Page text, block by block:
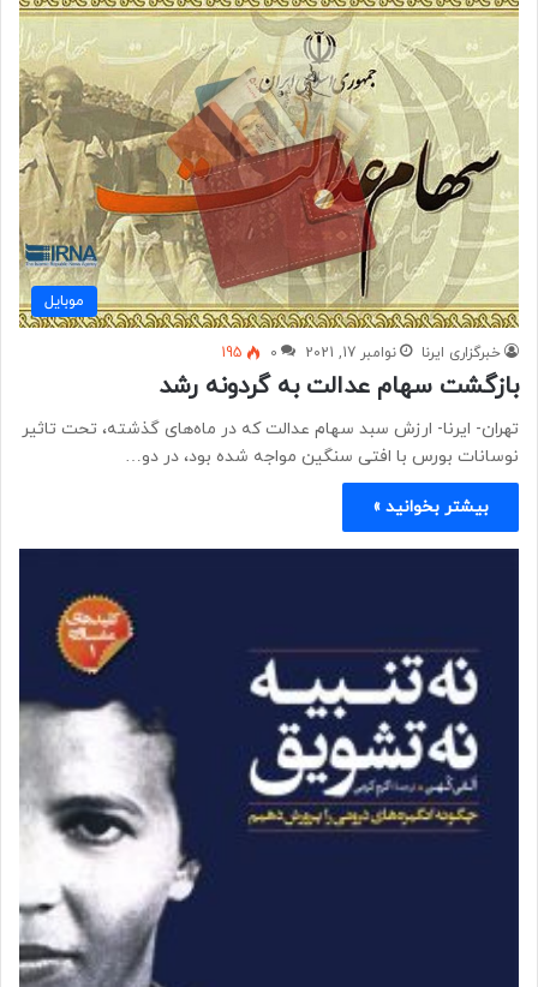
موبايل
خبرگزاری ایرنا نوامبر 17, 2021 0
195
بازگشت سهام عدالت به گردونه رشد
تهران- ایرنا- ارزش سبد سهام عدالت که در ماه‌های گذشته، تحت تاثیر
نوسانات بورس با افتی سنگین مواجه شده بود، در دو…
بیشتر بخوانید »